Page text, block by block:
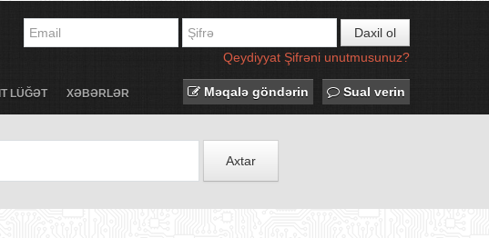
Daxil ol
Qeydiyyat Şifrəni unutmusunuz?
IT LÜĞƏT XƏBƏRLƏR Məqalə göndərin Sual verin
Axtar